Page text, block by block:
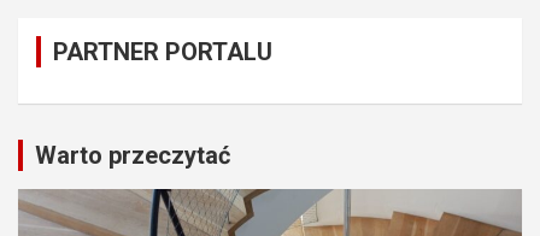
PARTNER PORTALU
Warto przeczytać